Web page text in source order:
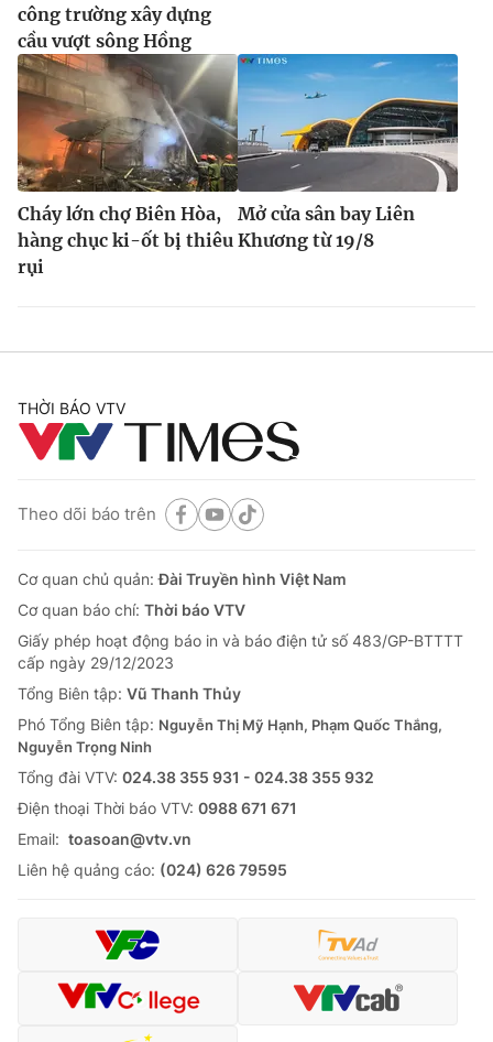
công trường xây dựng
cầu vượt sông Hồng
Cháy lớn chợ Biên Hòa,
hàng chục ki-ốt bị thiêu
rụi
Mở cửa sân bay Liên
Khương từ 19/8
THỜI BÁO VTV
Theo dõi báo trên
Cơ quan chủ quản:Đài Truyền hình Việt Nam
Cơ quan báo chí: Thời báo VTV
Giấy phép hoạt động báo in và báo điện tử số 483/GP-BTTTT
cấp ngày 29/12/2023
Tổng Biên tập: Vũ Thanh Thủy
Phó Tổng Biên tập: Nguyễn Thị Mỹ Hạnh, Phạm Quốc Thắng,
Nguyễn Trọng Ninh
Tổng đài VTV: 024.38 355 931 - 024.38 355 932
Ðiện thoại Thời báo VTV: 0988 671 671
Email: toasoan@vtv.vn
Liên hệ quảng cáo: (024) 626 79595